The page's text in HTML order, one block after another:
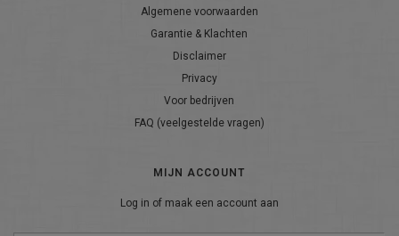
Algemene voorwaarden
Garantie & Klachten
Disclaimer
Privacy
Voor bedrijven
FAQ (veelgestelde vragen)
MIJN ACCOUNT
Log in of maak een account aan